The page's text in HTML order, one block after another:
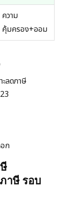
ความ
คุ้มครอง+ออม
ลดภาษี
ก
าษี รอบ